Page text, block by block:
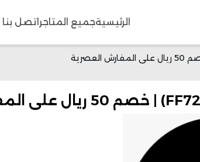
الرئيسيةجميع المتاجر اتصل بنا